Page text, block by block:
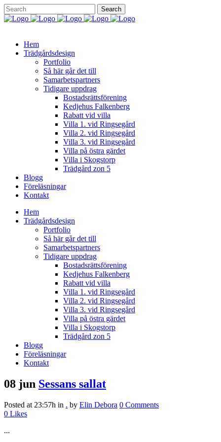
Hem
Trädgårdsdesign
Portfolio
Så här går det till
Samarbetspartners
Tidigare uppdrag
Bostadsrättsförening
Kedjehus Falkenberg
Rabatt vid villa
Villa 1. vid Ringsegård
Villa 2. vid Ringsegård
Villa 3. vid Ringsegård
Villa på östra gärdet
Villa i Skogstorp
Trädgård zon 5
Blogg
Föreläsningar
Kontakt
Hem
Trädgårdsdesign
Portfolio
Så här går det till
Samarbetspartners
Tidigare uppdrag
Bostadsrättsförening
Kedjehus Falkenberg
Rabatt vid villa
Villa 1. vid Ringsegård
Villa 2. vid Ringsegård
Villa 3. vid Ringsegård
Villa på östra gärdet
Villa i Skogstorp
Trädgård zon 5
Blogg
Föreläsningar
Kontakt
08 jun Sessans sallat
Posted at 23:57h in . by Elin Debora 0 Comments
0 Likes
...